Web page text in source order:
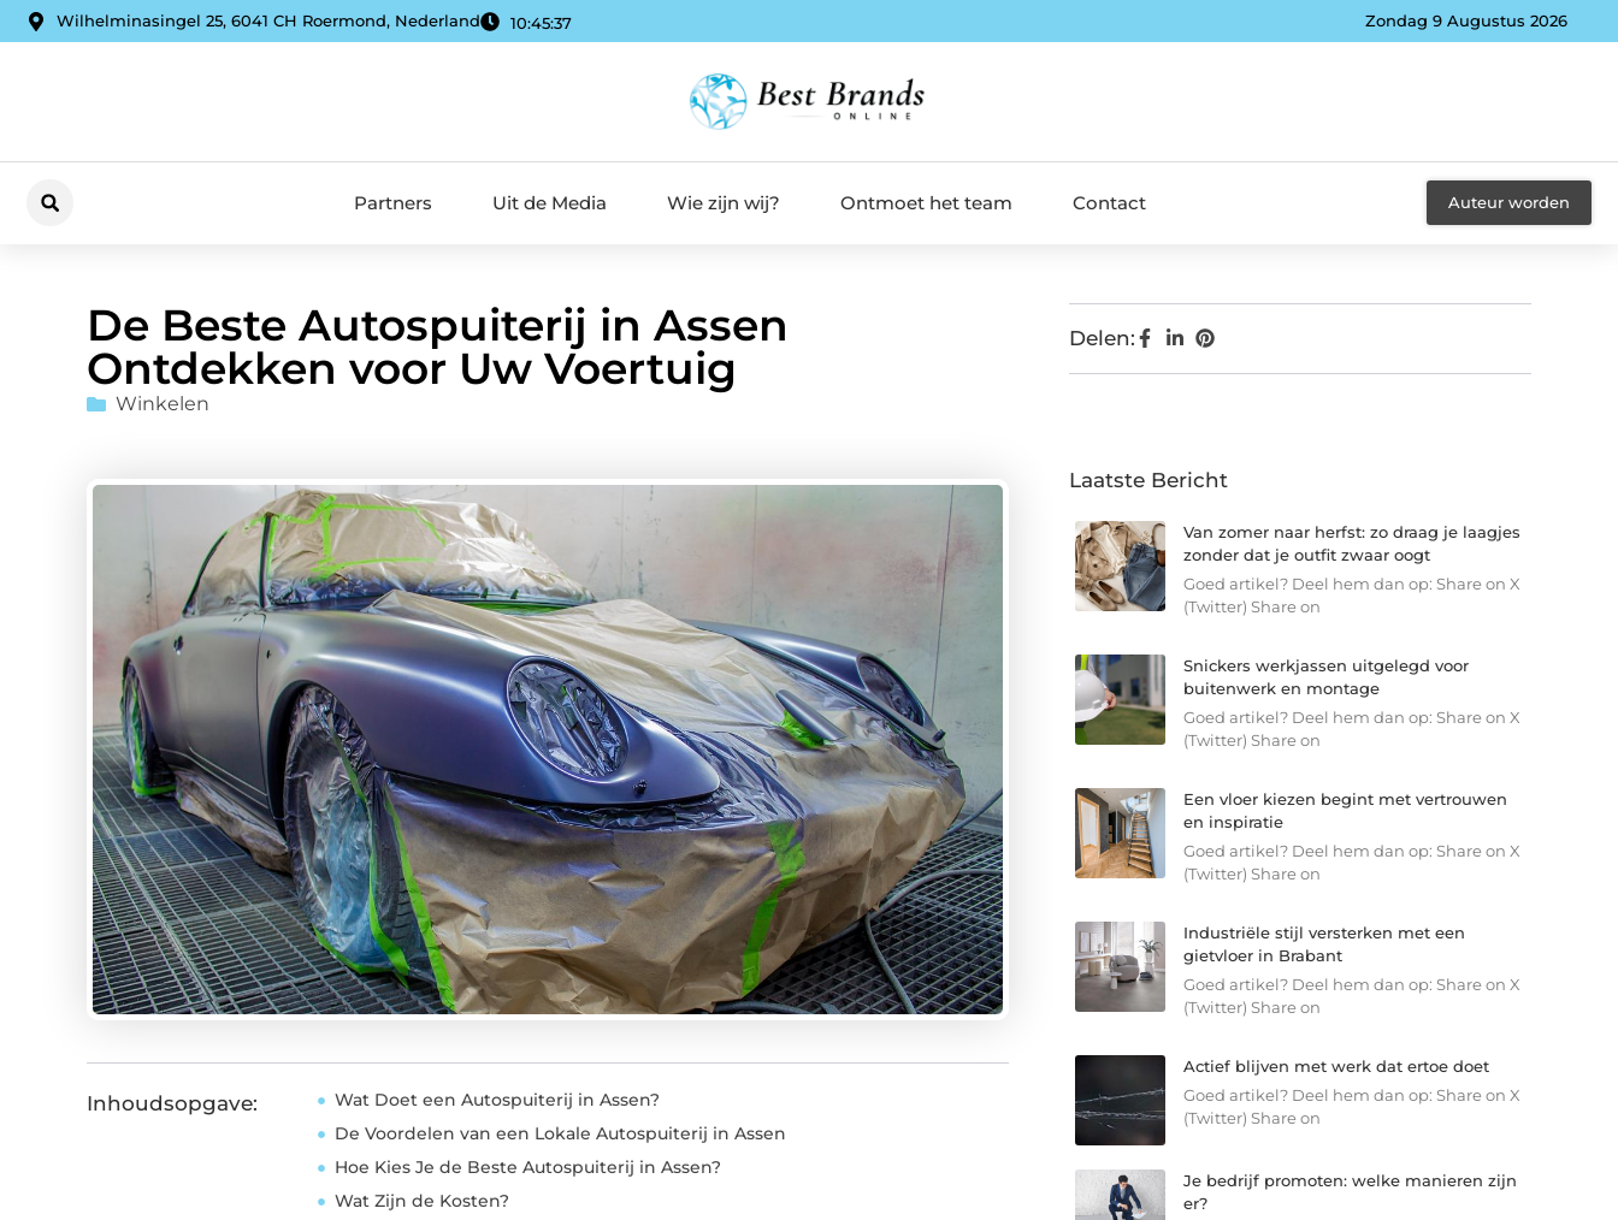
Wilhelminasingel 25, 6041 CH Roermond, Nederland 10:45:38 Zondag 9 Augustus 2026
Partners Uit de Media Wie zijn wij? Ontmoet het team Contact Auteur worden
De Beste Autospuiterij in Assen
Ontdekken voor Uw Voertuig
Winkelen
Inhoudsopgave:
Wat Doet een Autospuiterij in Assen?
De Voordelen van een Lokale Autospuiterij in Assen
Hoe Kies Je de Beste Autospuiterij in Assen?
Wat Zijn de Kosten?
Delen:
Laatste Bericht
Van zomer naar herfst: zo draag je laagjes
zonder dat je outfit zwaar oogt
Goed artikel? Deel hem dan op: Share on X
(Twitter) Share on
Snickers werkjassen uitgelegd voor
buitenwerk en montage
Goed artikel? Deel hem dan op: Share on X
(Twitter) Share on
Een vloer kiezen begint met vertrouwen
en inspiratie
Goed artikel? Deel hem dan op: Share on X
(Twitter) Share on
Industriële stijl versterken met een
gietvloer in Brabant
Goed artikel? Deel hem dan op: Share on X
(Twitter) Share on
Actief blijven met werk dat ertoe doet
Goed artikel? Deel hem dan op: Share on X
(Twitter) Share on
Je bedrijf promoten: welke manieren zijn
er?